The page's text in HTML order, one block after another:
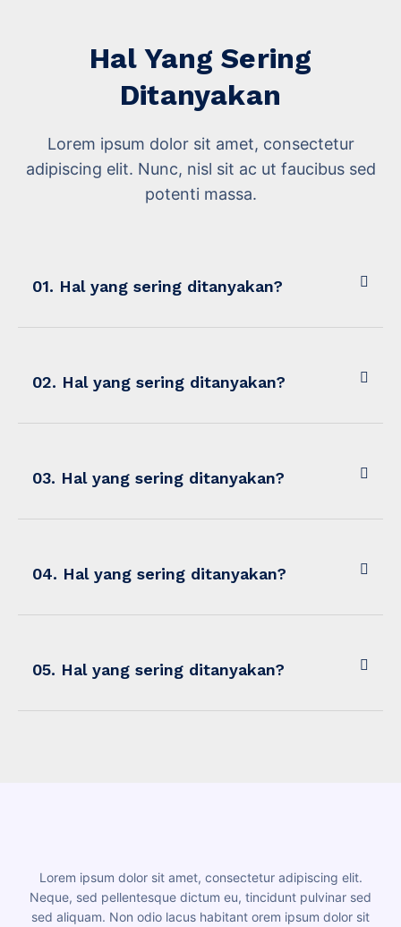
Hal Yang Sering
Ditanyakan
Lorem ipsum dolor sit amet, consectetur
adipiscing elit. Nunc, nisl sit ac ut faucibus sed
potenti massa.
01. Hal yang sering ditanyakan?
02. Hal yang sering ditanyakan?
03. Hal yang sering ditanyakan?
04. Hal yang sering ditanyakan?
05. Hal yang sering ditanyakan?
Lorem ipsum dolor sit amet, consectetur adipiscing elit.
Neque, sed pellentesque dictum eu, tincidunt pulvinar sed
sed aliquam. Non odio lacus habitant orem ipsum dolor sit